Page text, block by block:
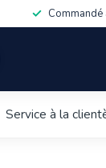
Service à la